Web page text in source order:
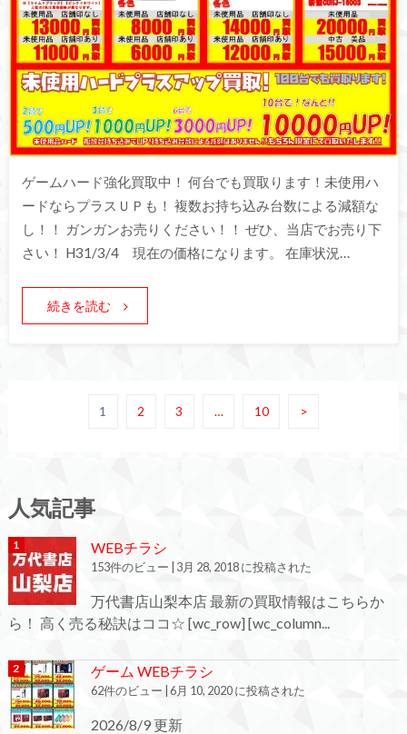
ゲームハード強化買取中！ 何台でも買取ります！未使用ハ
ードならプラスＵＰも！ 複数お持ち込み台数による減額な
し！！ ガンガンお売りください！！ ぜひ、当店でお売り下
さい！ H31/3/4 現在の価格になります。 在庫状況…
続きを読む
1 2 3 … 10 >
人気記事
WEBチラシ
153件のビュー 3月 28, 2018 に投稿された
万代書店山梨本店 最新の買取情報はこちらか
ら！ 高く売る秘訣はココ☆ [wc_row] [wc_column...
ゲーム WEBチラシ
62件のビュー 6月 10, 2020 に投稿された
2026/8/9 更新